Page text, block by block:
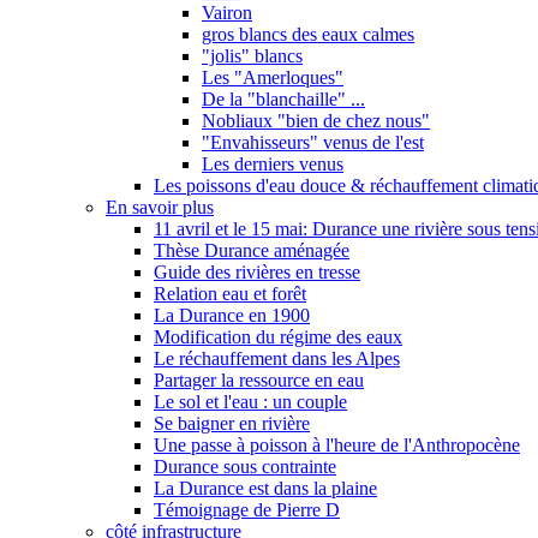
Vairon
gros blancs des eaux calmes
"jolis" blancs
Les "Amerloques"
De la "blanchaille" ...
Nobliaux "bien de chez nous"
"Envahisseurs" venus de l'est
Les derniers venus
Les poissons d'eau douce & réchauffement
En savoir plus
11 avril et le 15 mai: Durance une rivière sous
Thèse Durance aménagée
Guide des rivières en tresse
Relation eau et forêt
La Durance en 1900
Modification du régime des eaux
Le réchauffement dans les Alpes
Partager la ressource en eau
Le sol et l'eau : un couple
Se baigner en rivière
Une passe à poisson à l'heure de l'Anthropocène
Durance sous contrainte
La Durance est dans la plaine
Témoignage de Pierre D
côté infrastructure